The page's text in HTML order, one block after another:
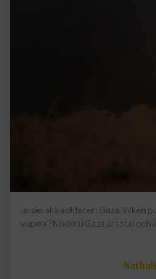
Israeliska soldater i Gaza. Vilken
vapen? Nöden i Gaza är total